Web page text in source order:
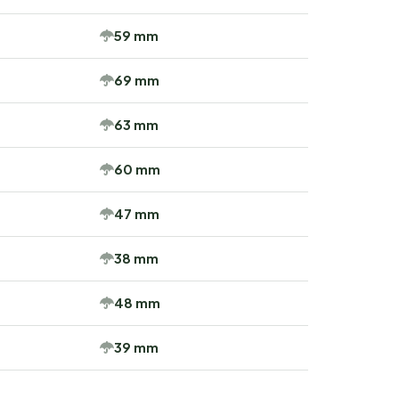
59 mm
69 mm
63 mm
60 mm
47 mm
38 mm
48 mm
39 mm